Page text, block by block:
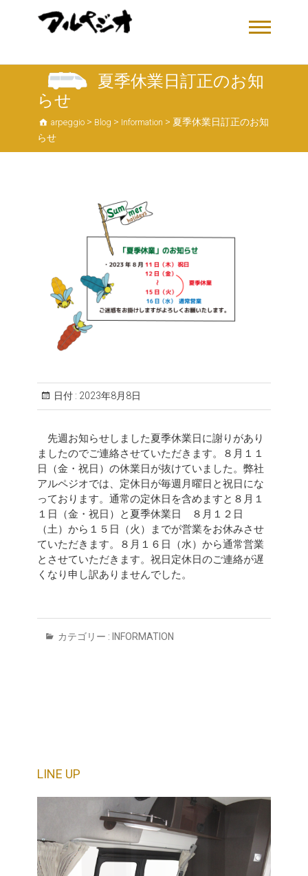
夏季休業日訂正のお知
らせ
arpeggio > Blog > Information > 夏季休業日訂正のお知
らせ
日付 : 2023年8月8日
先週お知らせしました夏季休業日に謝りがあり
ましたのでご連絡させていただきます。８月１１
日（金・祝日）の休業日が抜けていました。弊社
アルペジオでは、定休日が毎週月曜日と祝日にな
っております。通常の定休日を含めますと８月１
１日（金・祝日）と夏季休業日 ８月１２日
（土）から１５日（火）までが営業をお休みさせ
ていただきます。８月１６日（水）から通常営業
とさせていただきます。祝日定休日のご連絡が遅
くなり申し訳ありませんでした。
カテゴリー : INFORMATION
LINE UP